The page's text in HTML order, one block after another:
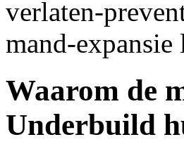
verlaten-
mand-expansie
Waarom de
Underbuild